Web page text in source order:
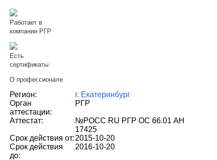
Работает в
компании РГР
Есть
сертификаты
О профессионале
Регион:
г. Екатеринбург
Орган
аттестации:
РГР
Аттестат:
№РОСС RU РГР ОС 66.01 АН
17425
Срок действия от:2015-10-20
Срок действия
до:
2016-10-20